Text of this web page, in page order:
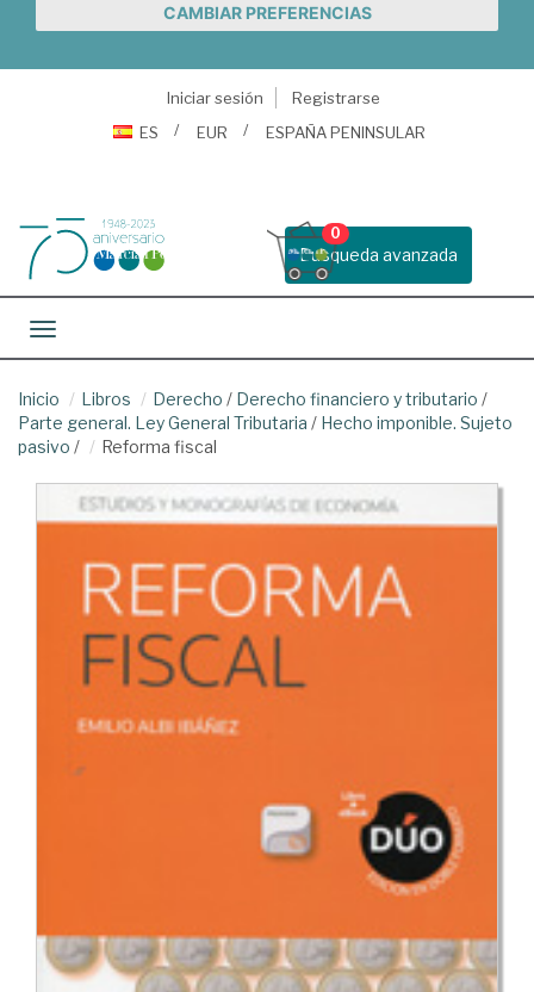
CAMBIAR PREFERENCIAS
Iniciar sesión
Registrarse
ES
EUR ESPAÑA PENINSULAR
Busqueda avanzada
0
Toggle navigation
Inicio Libros Derecho / Derecho financiero y tributario /
Parte general. Ley General Tributaria / Hecho imponible. Sujeto
pasivo / Reforma fiscal